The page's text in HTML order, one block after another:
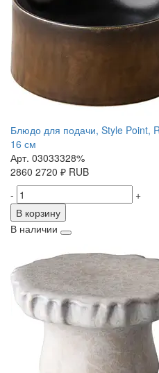
Блюдо для подачи, Style Point,
16 см
Арт. 03033328%
2860 2720 ₽ RUB
-
+
В корзину
В наличии